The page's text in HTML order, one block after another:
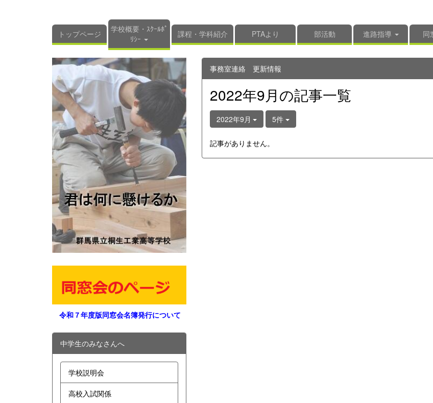
トップページ
学校概要・ｽｸｰﾙﾎﾟ
ﾘｼｰ
課程・学科紹介 PTAより 部活動 進路指導 同
事務室連絡 更新情報
2022年9月の記事一覧
2022年9月 5件
記事がありません。
令和７年度版同窓会名簿発行について
中学生のみなさんへ
学校説明会
高校入試関係